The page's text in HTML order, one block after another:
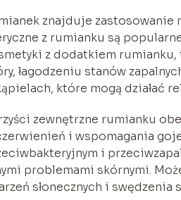
znajduje
z rumianku są
z dodatkiem
łagodzeniu stanów
które mogą działać
zewnętrzne rumianku
i wspomagania
i
problemami skórnymi.
słonecznych i swędzenia